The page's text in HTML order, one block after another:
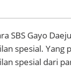
SBS Gayo
spesial. Yang
spesial dari